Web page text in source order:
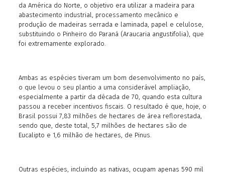
da América do Norte, o objetivo era utilizar a madeira para
abastecimento industrial, processamento mecânico e
produção de madeiras serrada e laminada, papel e celulose,
substituindo o Pinheiro do Paraná (Araucaria angustifolia), que
foi extremamente explorado.
Ambas as espécies tiveram um bom desenvolvimento no país,
o que levou o seu plantio a uma considerável ampliação,
especialmente a partir da década de 70, quando esta cultura
passou a receber incentivos fiscais. O resultado é que, hoje, o
Brasil possui 7,83 milhões de hectares de área reflorestada,
sendo que, deste total, 5,7 milhões de hectares são de
Eucalipto e 1,6 milhão de hectares, de Pinus.
Outras espécies, incluindo as nativas, ocupam apenas 590 mil